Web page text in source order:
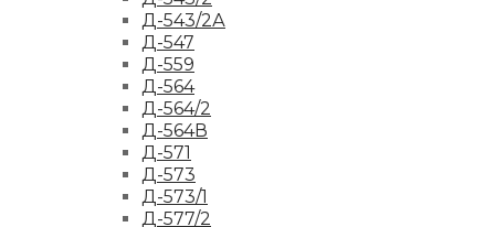
Д-543/2А
Д-547
Д-559
Д-564
Д-564/2
Д-564В
Д-571
Д-573
Д-573/1
Д-577/2